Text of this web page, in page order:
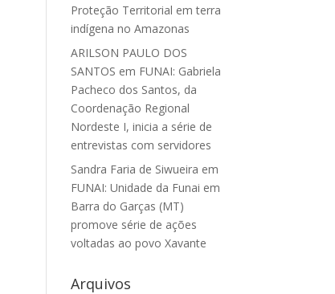
Proteção Territorial em terra
indígena no Amazonas
ARILSON PAULO DOS
SANTOS em FUNAI: Gabriela
Pacheco dos Santos, da
Coordenação Regional
Nordeste I, inicia a série de
entrevistas com servidores
Sandra Faria de Siwueira em
FUNAI: Unidade da Funai em
Barra do Garças (MT)
promove série de ações
voltadas ao povo Xavante
Arquivos